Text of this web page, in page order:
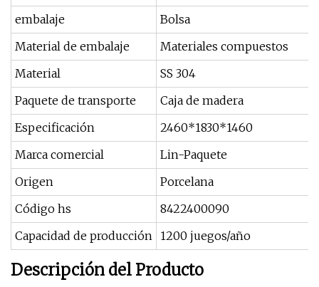
embalaje
Bolsa
Material de embalaje
Materiales compuestos
Material
SS 304
Paquete de transporte
Caja de madera
Especificación
2460*1830*1460
Marca comercial
Lin-Paquete
Origen
Porcelana
Código hs
8422400090
Capacidad de producción 1200 juegos/año
Descripción del Producto